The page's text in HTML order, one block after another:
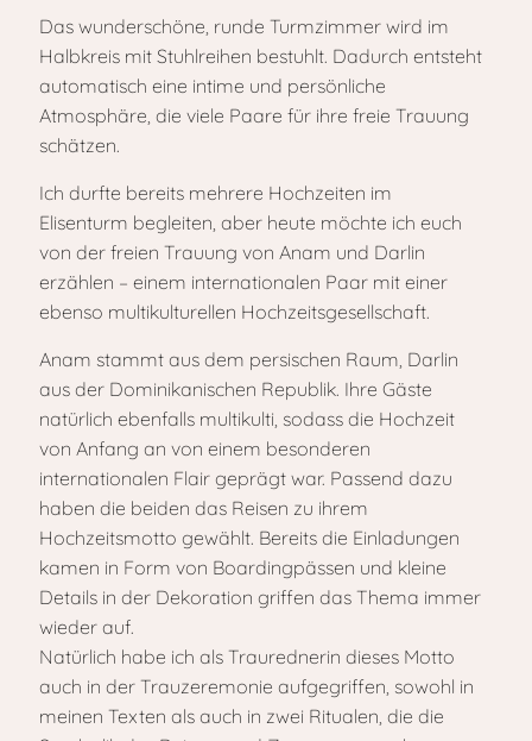
Das wunderschöne, runde Turmzimmer wird im
Halbkreis mit Stuhlreihen bestuhlt. Dadurch entsteht
automatisch eine intime und persönliche
Atmosphäre, die viele Paare für ihre freie Trauung
schätzen.
Ich durfte bereits mehrere Hochzeiten im
Elisenturm begleiten, aber heute möchte ich euch
von der freien Trauung von Anam und Darlin
erzählen – einem internationalen Paar mit einer
ebenso multikulturellen Hochzeitsgesellschaft.
Anam stammt aus dem persischen Raum, Darlin
aus der Dominikanischen Republik. Ihre Gäste
natürlich ebenfalls multikulti, sodass die Hochzeit
von Anfang an von einem besonderen
internationalen Flair geprägt war. Passend dazu
haben die beiden das Reisen zu ihrem
Hochzeitsmotto gewählt. Bereits die Einladungen
kamen in Form von Boardingpässen und kleine
Details in der Dekoration griffen das Thema immer
wieder auf.
Natürlich habe ich als Traurednerin dieses Motto
auch in der Trauzeremonie aufgegriffen, sowohl in
meinen Texten als auch in zwei Ritualen, die die